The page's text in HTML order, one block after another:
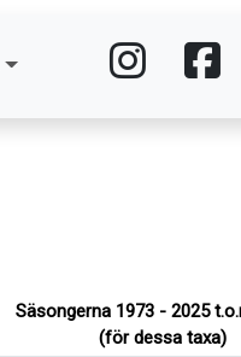
Säsongerna 1973 - 2025
(för dessa taxa)